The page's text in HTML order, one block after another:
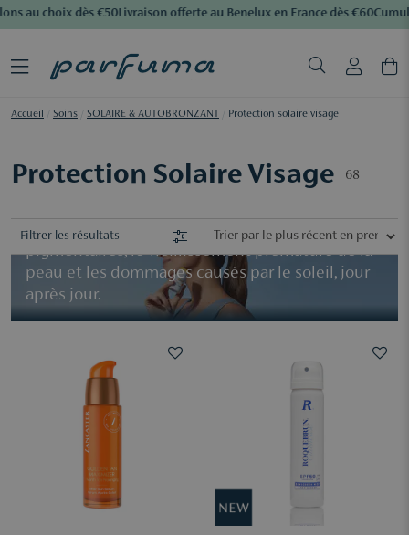
au choix dès €50Livraison offerte au Benelux en France dès €60
Accueil Soins SOLAIRE & AUTOBRONZANT Protection solaire visage
Protection Solaire Visage 68
Filtrer les résultats
La protection solaire quotidienne est l’un des
meilleurs investissements pour préserver la
Un bon SPF aide à prévenir les taches
pigmentaires, le vieillissement prématuré de la
peau et les dommages causés par le soleil, jour
après jour.